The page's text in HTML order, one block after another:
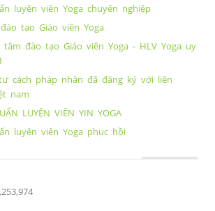
luyện viên Yoga chuyên nghiệp
tạo Giáo viên Yoga
đào tạo Giáo viên Yoga - HLV Yoga uy
cách pháp nhân đã đăng ký với liên
nam
LUYỆN VIÊN YIN YOGA
luyện viên Yoga phục hồi